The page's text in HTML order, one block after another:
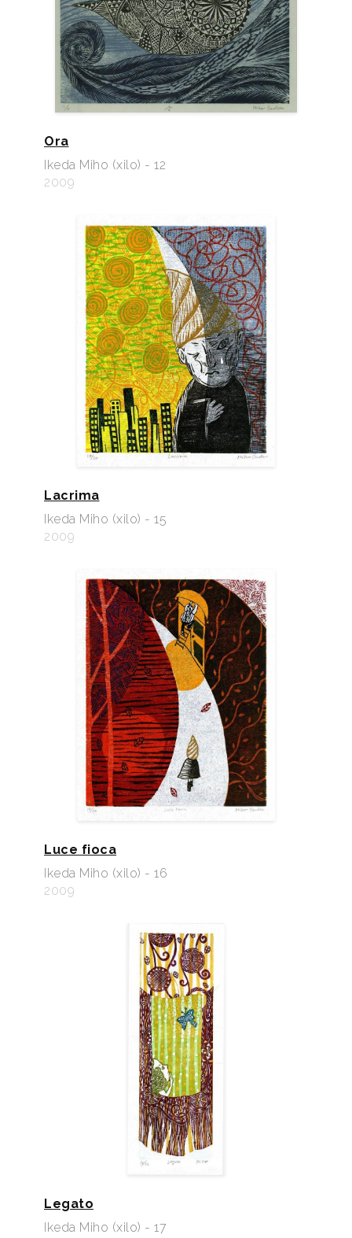
Ora
Ikeda Miho (xilo) - 12
2009
Lacrima
Ikeda Miho (xilo) - 15
2009
Luce fioca
Ikeda Miho (xilo) - 16
2009
Legato
Ikeda Miho (xilo) - 17